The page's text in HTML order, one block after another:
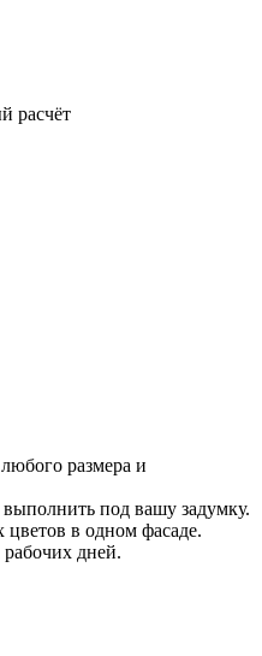
расчёт
размера и
под вашу задумку.
цветов в одном фасаде.
рабочих дней.